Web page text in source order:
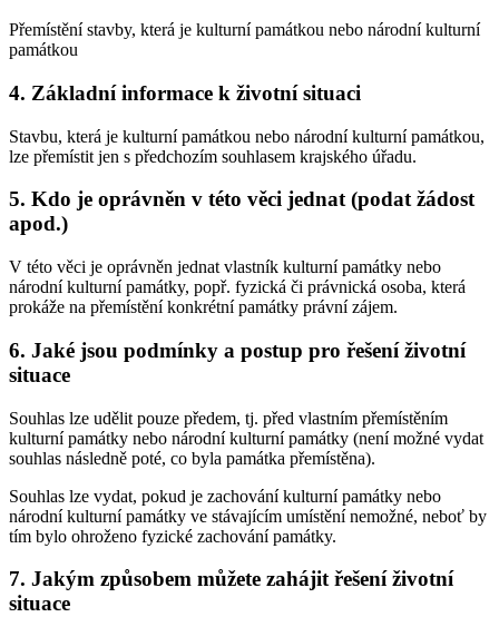
Přemístění stavby, která je kulturní památkou nebo národní kulturní
památkou
4. Základní informace k životní situaci
Stavbu, která je kulturní památkou nebo národní kulturní památkou,
lze přemístit jen s předchozím souhlasem krajského úřadu.
5. Kdo je oprávněn v této věci jednat (podat žádost
apod.)
V této věci je oprávněn jednat vlastník kulturní památky nebo
národní kulturní památky, popř. fyzická či právnická osoba, která
prokáže na přemístění konkrétní památky právní zájem.
6. Jaké jsou podmínky a postup pro řešení životní
situace
Souhlas lze udělit pouze předem, tj. před vlastním přemístěním
kulturní památky nebo národní kulturní památky (není možné vydat
souhlas následně poté, co byla památka přemístěna).
Souhlas lze vydat, pokud je zachování kulturní památky nebo
národní kulturní památky ve stávajícím umístění nemožné, neboť by
tím bylo ohroženo fyzické zachování památky.
7. Jakým způsobem můžete zahájit řešení životní
situace